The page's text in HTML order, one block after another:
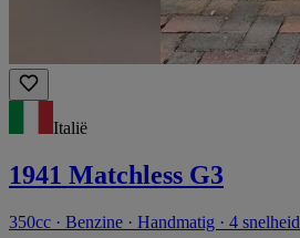
Italië
1941 Matchless G3
350cc · Benzine · Handmatig · 4 snelheid